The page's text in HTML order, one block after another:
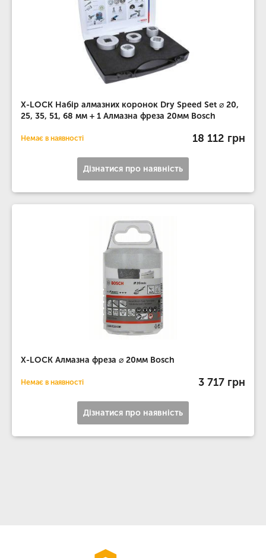
X-LOCK Набір алмазних коронок Dry Speed ​​Set ⌀ 20,
25, 35, 51, 68 мм + 1 Алмазна фреза 20мм Bosch
Немає в наявності 18 112 грн
Дізнатися про наявність
X-LOCK Алмазна фреза ⌀ 20мм Bosch
Немає в наявності 3 717 грн
Дізнатися про наявність